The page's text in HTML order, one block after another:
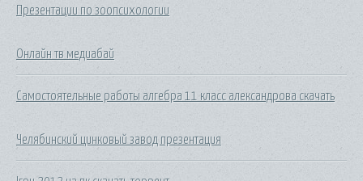
Презентации по зоопсихологии
Онлайн тв медиабай
Самостоятельные работы алгебра 11 класс александрова скачать
Челябинский цинковый завод презентация